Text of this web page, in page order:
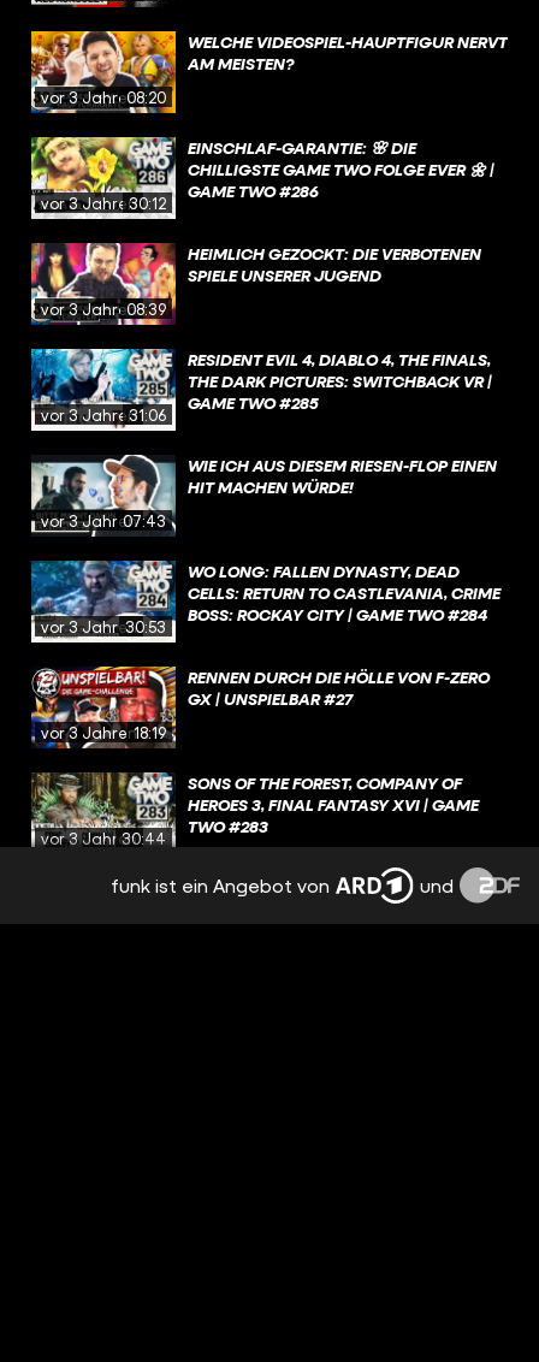
vor 3 Jahren08:20
WELCHE VIDEOSPIEL-HAUPTFIGUR NERVT
AM MEISTEN?
vor 3 Jahren30:12
EINSCHLAF-GARANTIE: 🌸 DIE
CHILLIGSTE GAME TWO FOLGE EVER 🌼 |
GAME TWO #286
vor 3 Jahren08:39
HEIMLICH GEZOCKT: DIE VERBOTENEN
SPIELE UNSERER JUGEND
vor 3 Jahren31:06
RESIDENT EVIL 4, DIABLO 4, THE FINALS,
THE DARK PICTURES: SWITCHBACK VR |
GAME TWO #285
vor 3 Jahren07:43
WIE ICH AUS DIESEM RIESEN-FLOP EINEN
HIT MACHEN WÜRDE!
vor 3 Jahren30:53
WO LONG: FALLEN DYNASTY, DEAD
CELLS: RETURN TO CASTLEVANIA, CRIME
BOSS: ROCKAY CITY | GAME TWO #284
vor 3 Jahren18:19
RENNEN DURCH DIE HÖLLE VON F-ZERO
GX | UNSPIELBAR #27
vor 3 Jahren30:44
SONS OF THE FOREST, COMPANY OF
HEROES 3, FINAL FANTASY XVI | GAME
TWO #283
DIESES SPIEL HAT DAS BESTE GAMEPLAY!
funk ist ein Angebot von und